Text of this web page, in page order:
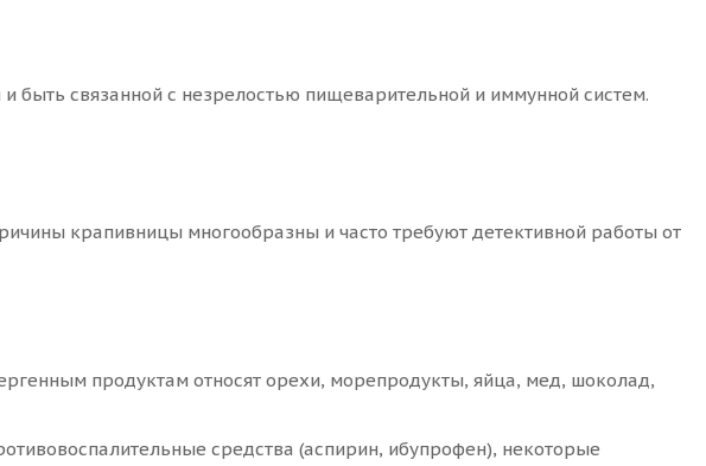
быть связанной с незрелостью пищеварительной и иммунной систем.
крапивницы многообразны и часто требуют детективной работы от
продуктам относят орехи, морепродукты, яйца, мед, шоколад,
средства (аспирин, ибупрофен), некоторые